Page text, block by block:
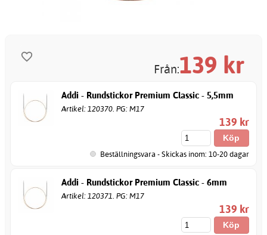
Från:139 kr
Addi - Rundstickor Premium Classic - 5,5mm
Artikel: 120370. PG: M17
139 kr
Beställningsvara - Skickas inom: 10-20 dagar
Addi - Rundstickor Premium Classic - 6mm
Artikel: 120371. PG: M17
139 kr